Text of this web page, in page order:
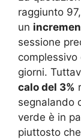
raggiunto
un
sessione
giorni.
calo del 3%
segnalando
verde è in
piuttosto